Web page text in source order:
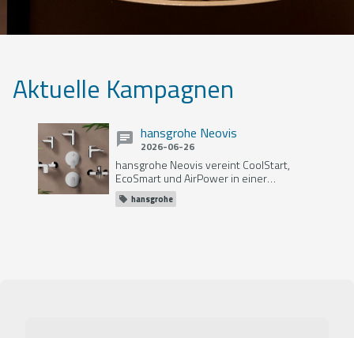
Aktuelle Kampagnen
hansgrohe Neovis
2026-06-26
hansgrohe Neovis vereint CoolStart,
EcoSmart und AirPower in einer
Armaturenlinie für Waschtisch, Bidet,
Dusche und Badewanne –
hansgrohe